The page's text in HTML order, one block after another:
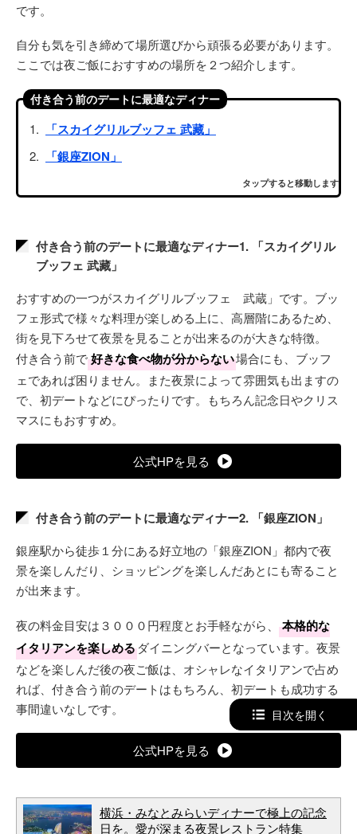
です。
自分も気を引き締めて場所選びから頑張る必要があります。
ここでは夜ご飯におすすめの場所を２つ紹介します。
付き合う前のデートに最適なディナー
「スカイグリルブッフェ 武藏」
「銀座ZION」
タップすると移動します
付き合う前のデートに最適なディナー1. 「スカイグリル
ブッフェ 武藏」
おすすめの一つがスカイグリルブッフェ 武蔵」です。ブッ
フェ形式で様々な料理が楽しめる上に、高層階にあるため、
街を見下ろせて夜景を見ることが出来るのが大きな特徴。
付き合う前で好きな食べ物が分からない場合にも、ブッフ
ェであれば困りません。また夜景によって雰囲気も出ますの
で、初デートなどにぴったりです。もちろん記念日やクリス
マスにもおすすめ。
公式HPを見る
付き合う前のデートに最適なディナー2. 「銀座ZION」
銀座駅から徒歩１分にある好立地の「銀座ZION」都内で夜
景を楽しんだり、ショッピングを楽しんだあとにも寄ること
が出来ます。
夜の料金目安は３０００円程度とお手軽ながら、
本格的な
イタリアンを楽しめるダイニングバーとなっています。夜景
などを楽しんだ後の夜ご飯は、オシャレなイタリアンで占め
れば、付き合う前のデートはもちろん、初デートも成功する
事間違いなしです。
公式HPを見る
横浜・みなとみらいディナーで極上の記念
日を。愛が深まる夜景レストラン特集
目次を開く